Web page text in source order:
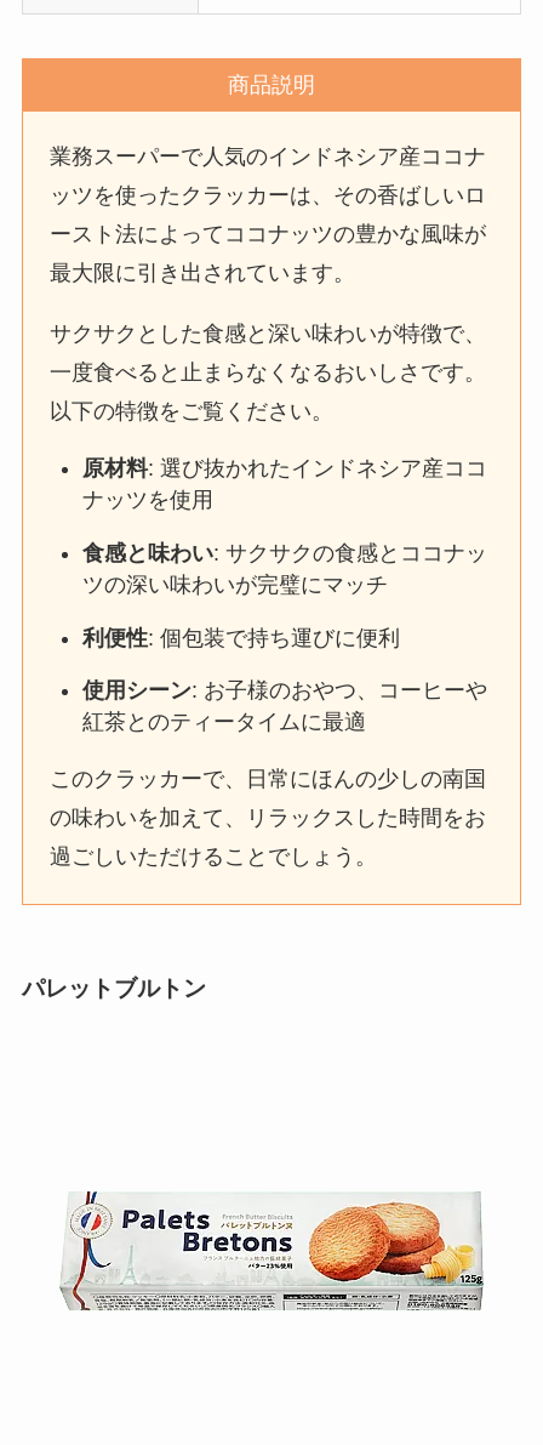
商品説明
業務スーパーで人気のインドネシア産ココナ
ッツを使ったクラッカーは、その香ばしいロ
ースト法によってココナッツの豊かな風味が
最大限に引き出されています。
サクサクとした食感と深い味わいが特徴で、
一度食べると止まらなくなるおいしさです。
以下の特徴をご覧ください。
原材料: 選び抜かれたインドネシア産ココ
ナッツを使用
食感と味わい: サクサクの食感とココナッ
ツの深い味わいが完璧にマッチ
利便性: 個包装で持ち運びに便利
使用シーン: お子様のおやつ、コーヒーや
紅茶とのティータイムに最適
このクラッカーで、日常にほんの少しの南国
の味わいを加えて、リラックスした時間をお
過ごしいただけることでしょう。
パレットブルトン